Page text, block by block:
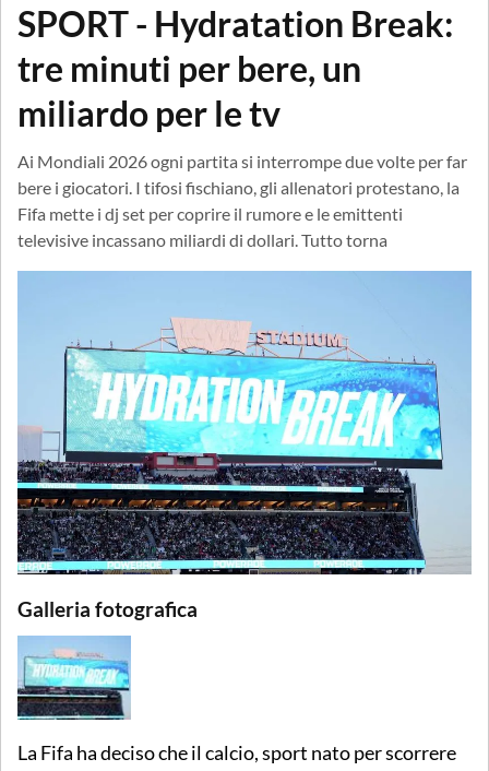
SPORT - Hydratation Break:
tre minuti per bere, un
miliardo per le tv
Ai Mondiali 2026 ogni partita si interrompe due volte per far
bere i giocatori. I tifosi fischiano, gli allenatori protestano, la
Fifa mette i dj set per coprire il rumore e le emittenti
televisive incassano miliardi di dollari. Tutto torna
Galleria fotografica
La Fifa ha deciso che il calcio, sport nato per scorrere